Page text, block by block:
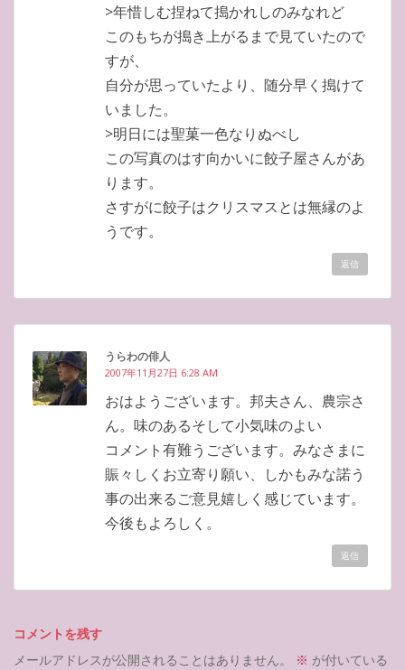
>年惜しむ捏ねて搗かれしのみなれど
このもちが搗き上がるまで見ていたので
すが、
自分が思っていたより、随分早く搗けて
いました。
>明日には聖菓一色なりぬべし
この写真のはす向かいに餃子屋さんがあ
ります。
さすがに餃子はクリスマスとは無縁のよ
うです。
返信
うらわの俳人
2007年11月27日 6:28 AM
おはようございます。邦夫さん、農宗さ
ん。味のあるそして小気味のよい
コメント有難うございます。みなさまに
賑々しくお立寄り願い、しかもみな諾う
事の出来るご意見嬉しく感じています。
今後もよろしく。
返信
コメントを残す
メールアドレスが公開されることはありません。
※ が付いている